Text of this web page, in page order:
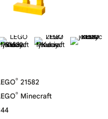
® 21582
® Minecraft